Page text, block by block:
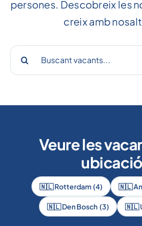
persones. Descobreix les
creix amb
Veure les
ubicació
🇳🇱 Rotterdam (4) 🇳🇱
🇳🇱 Den Bosch (3) 🇳🇱